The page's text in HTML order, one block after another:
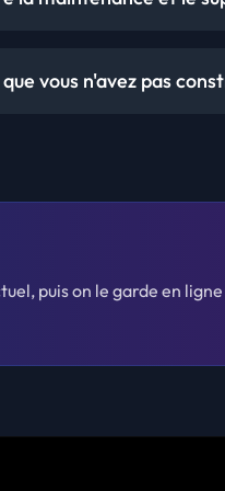
vous n'avez pas
puis on le garde en